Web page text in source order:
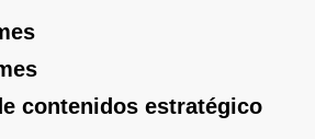
contenidos estratégico